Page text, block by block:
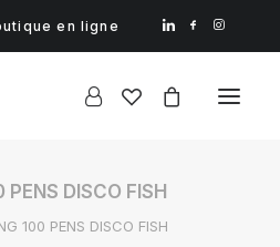
en ligne
PENS DISCO FISH
100 PENS DISCO FISH